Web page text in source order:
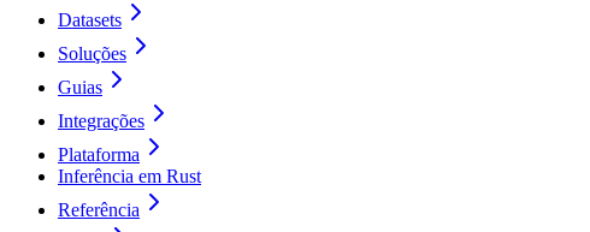
Datasets
Soluções
Guias
Integrações
Plataforma
Inferência em Rust
Referência